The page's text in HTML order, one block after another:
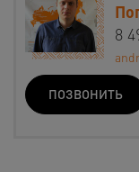
8
ПОЗВОНИТЬ